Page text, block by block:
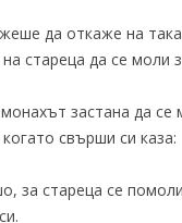
да откаже на
стареца да се моли
застана да се
свърши си каза:
за стареца се